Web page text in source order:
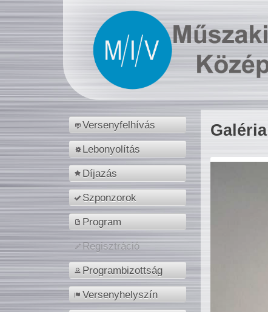
Versenyfelhívás
Lebonyolítás
Díjazás
Szponzorok
Program
Regisztráció
Programbizottság
Versenyhelyszín
Galéria